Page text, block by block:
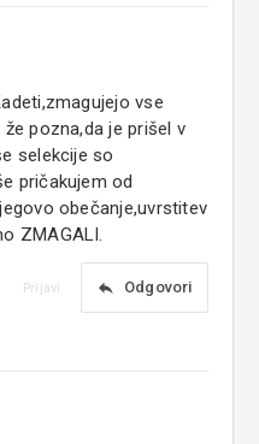
vse
pozna,da je prišel v
selekcije so
pričakujem od
obečanje,uvrstitev
ZMAGALI.
reply Odgovori
Prijavi